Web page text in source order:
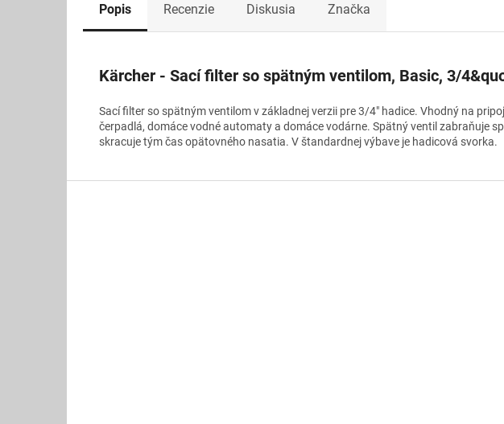
Popis Recenzie Diskusia Značka
Kärcher - Sací filter so spätným ventilom, Basic, 3/
Sací filter so spätným ventilom v základnej verzii pre 3/4" hadice. Vhodný na
čerpadlá, domáce vodné automaty a domáce vodárne. Spätný ventil zabraňuje
skracuje tým čas opätovného nasatia. V štandardnej výbave je hadicová svorka.